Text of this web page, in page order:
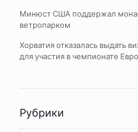
Минюст США поддержал
ветропарком
Хорватия отказалась выдать
для участия в чемпионате
Рубрики